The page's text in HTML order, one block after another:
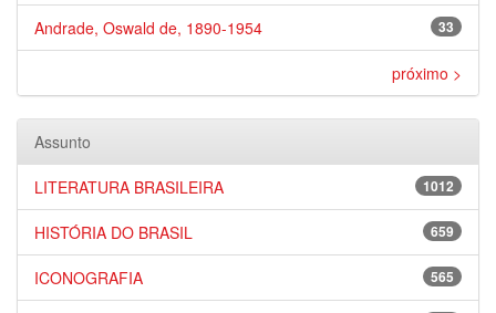
33
Andrade, Oswald de, 1890-1954
próximo >
Assunto
1012
LITERATURA BRASILEIRA
659
HISTÓRIA DO BRASIL
565
ICONOGRAFIA